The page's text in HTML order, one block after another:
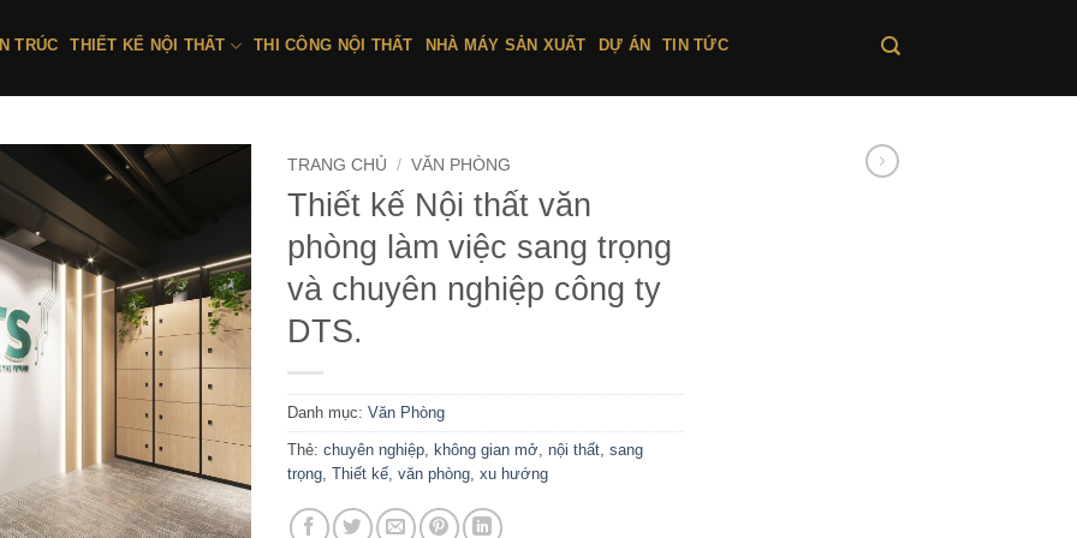
TRÚC THIẾT KẾ NỘI THẤT THI CÔNG NỘI THẤT NHÀ MÁY SẢN XUẤT DỰ ÁN TIN TỨC
TRANG CHỦ / VĂN PHÒNG
Thiết kế Nội thất văn
phòng làm việc sang trọng
và chuyên nghiệp công ty
DTS.
Danh mục: Văn Phòng
Thẻ: chuyên nghiệp không gian mở nội thất sang
trọng Thiết kế văn phòng xu hướng